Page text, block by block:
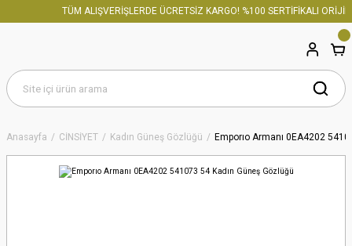
TÜM ALIŞVERİŞLERDE ÜCRETSİZ KARGO! %100 SERTİFİKALI
Anasayfa CİNSİYET Kadın Güneş Gözlüğü Emporıo Armanı 0EA4202